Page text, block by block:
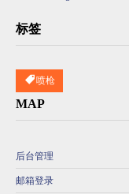
标签
喷枪
MAP
后台管理
邮箱登录